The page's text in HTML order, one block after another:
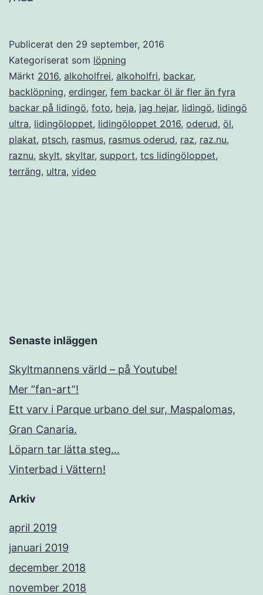
Publicerat den 29 september, 2016
Kategoriserat som löpning
Märkt 2016, alkoholfrei, alkoholfri, backar,
backlöpning, erdinger, fem backar öl är fler än fyra
backar på lidingö, foto, heja, jag hejar, lidingö, lidingö
ultra, lidingöloppet, lidingöloppet 2016, oderud, öl,
plakat, ptsch, rasmus, rasmus oderud, raz, raz.nu,
raznu, skylt, skyltar, support, tcs lidingöloppet,
terräng, ultra, video
Senaste inläggen
Skyltmannens värld – på Youtube!
Mer ”fan-art”!
Ett varv i Parque urbano del sur, Maspalomas,
Gran Canaria.
Löparn tar lätta steg…
Vinterbad i Vättern!
Arkiv
april 2019
januari 2019
december 2018
november 2018